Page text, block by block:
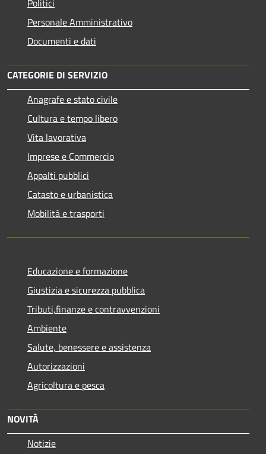
Personale Amministrativo
Documenti e dati
CATEGORIE DI SERVIZIO
Anagrafe e stato civile
Cultura e tempo libero
Vita lavorativa
Imprese e Commercio
Appalti pubblici
Catasto e urbanistica
Mobilità e trasporti
Educazione e formazione
Giustizia e sicurezza pubblica
Tributi,finanze e contravvenzioni
Ambiente
Salute, benessere e assistenza
Autorizzazioni
Agricoltura e pesca
NOVITÀ
Notizie